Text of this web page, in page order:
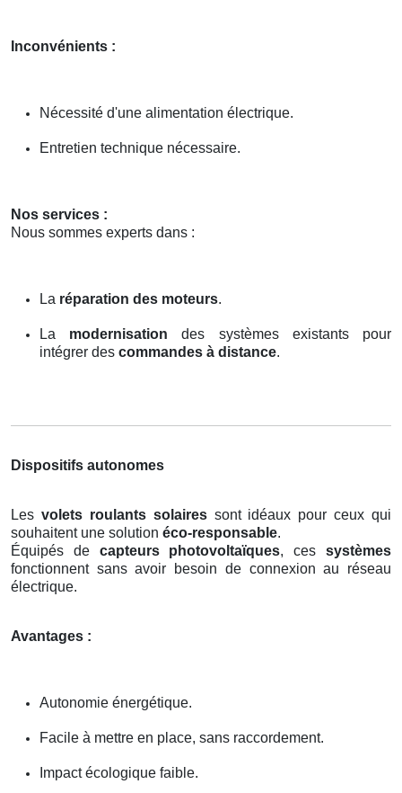
Inconvénients :
Nécessité d'une alimentation électrique.
Entretien technique nécessaire.
Nos services :
Nous sommes experts dans :
La réparation des moteurs.
La modernisation des systèmes existants pour
intégrer des commandes à distance.
Dispositifs autonomes
Les volets roulants solairessont idéaux pour ceux qui
souhaitent une solution éco-responsable.
Équipés de capteurs photovoltaïques, cessystèmes
fonctionnent sans avoir besoin de connexion au réseau
électrique.
Avantages :
Autonomie énergétique.
Facile à mettre en place, sans raccordement.
Impact écologique faible.